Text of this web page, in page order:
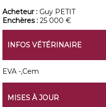
Acheteur : Guy PETIT
Enchères : 25 000 €
INFOS VÉTÉRINAIRE
EVA -,Cem
MISES À JOUR